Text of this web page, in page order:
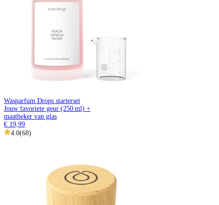
Wasparfum Drops starterset
Jouw favoriete geur (250 ml) +
maatbeker van glas
€ 19,99
4.0(68)